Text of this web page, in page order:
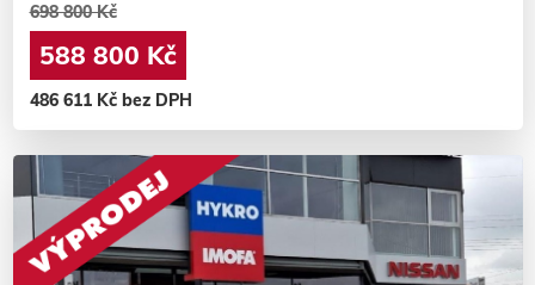
698 800 Kč
588 800 Kč
486 611 Kč bez DPH